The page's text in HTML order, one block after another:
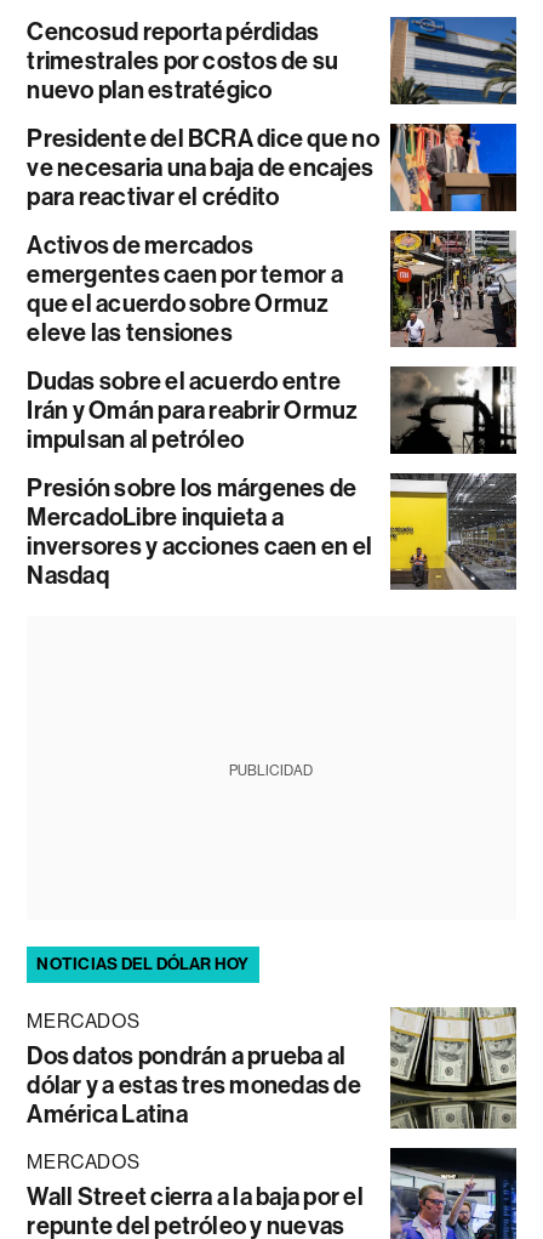
Cencosud reporta pérdidas
trimestrales por costos de su
nuevo plan estratégico
Presidente del BCRA dice que no
ve necesaria una baja de encajes
para reactivar el crédito
Activos de mercados
emergentes caen por temor a
que el acuerdo sobre Ormuz
eleve las tensiones
Dudas sobre el acuerdo entre
Irán y Omán para reabrir Ormuz
impulsan al petróleo
Presión sobre los márgenes de
MercadoLibre inquieta a
inversores y acciones caen en el
Nasdaq
PUBLICIDAD
NOTICIAS DEL DÓLAR HOY
MERCADOS
Dos datos pondrán a prueba al
dólar y a estas tres monedas de
América Latina
MERCADOS
Wall Street cierra a la baja por el
repunte del petróleo y nuevas